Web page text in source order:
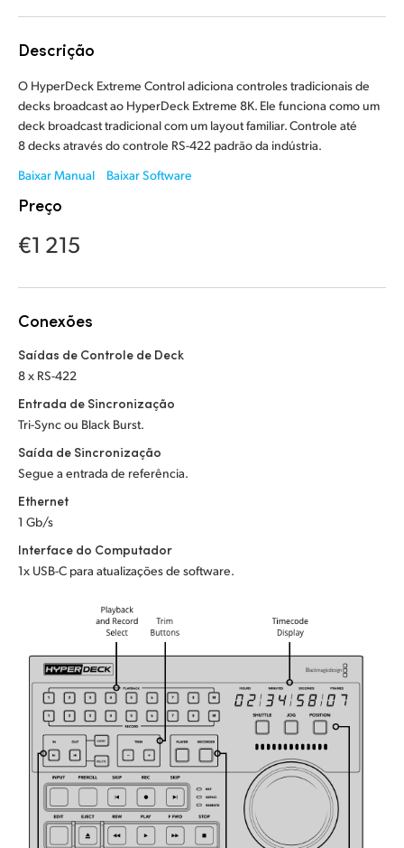
Hong Kong SAR, China
India
Italy
Mexico
Netherlands
New Zealand
Poland
Portugal
South Africa
Sweden
Chinese Taipei
Turkey
UAE
Ukraine
United Kingdom
Descrição
O HyperDeck Extreme Control adiciona controles tradicionais de
decks broadcastao HyperDeck Extreme 8K. Ele funciona comoum
deck broadcast tradicional com um layout familiar. Controle até
8 decks através do controle RS-422 padrão da indústria.
Baixar Manual
Baixar Software
Preço
€1 215
Conexões
Saídas de Controle de Deck
8 x RS-422
Entrada de Sincronização
Tri-Sync ou Black Burst.
Saída de Sincronização
Segue a entrada de referência.
Ethernet
1 Gb/s
Interface do Computador
1x USB-C para atualizações de software.